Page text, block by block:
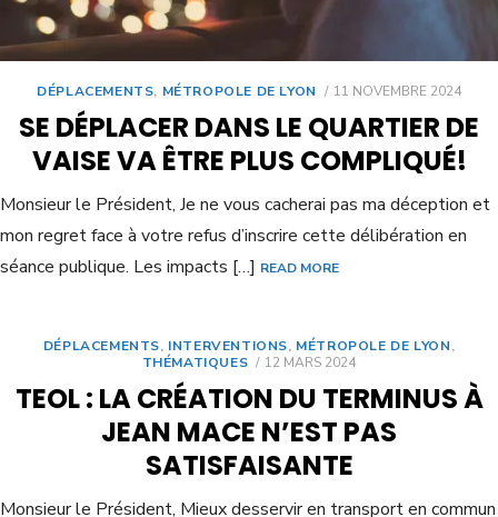
DÉPLACEMENTS, MÉTROPOLE DE LYON 11 NOVEMBRE 2024
SE DÉPLACER DANS LE QUARTIER DE
VAISE VA ÊTRE PLUS COMPLIQUÉ!
Monsieur le Président, Je ne vous cacherai pas ma déception et
mon regret face à votre refus d’inscrire cette délibération en
séance publique. Les impacts […] READ MORE
DÉPLACEMENTS, INTERVENTIONS, MÉTROPOLE DE LYON,
THÉMATIQUES
12 MARS 2024
TEOL : LA CRÉATION DU TERMINUS À
JEAN MACE N’EST PAS
SATISFAISANTE
Monsieur le Président, Mieux desservir en transport en commun